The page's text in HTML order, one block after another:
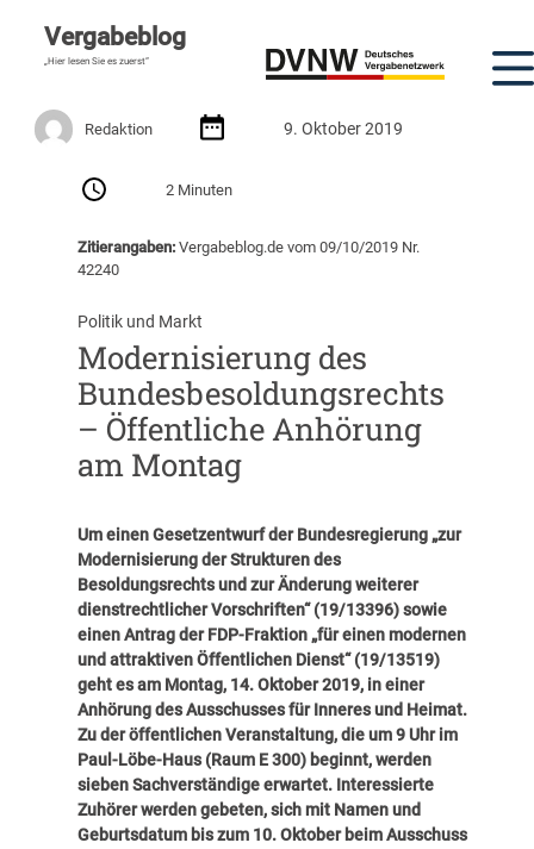
Vergabeblog
„Hier lesen Sie es zuerst“
Redaktion 9. Oktober 2019
2 Minuten
Zitierangaben:Vergabeblog.de vom 09/10/2019 Nr.
42240
Politik und Markt
Modernisierung des
Bundesbesoldungsrechts
– Öffentliche Anhörung
am Montag
Um einen Gesetzentwurf der Bundesregierung „zur
Modernisierung der Strukturen des
Besoldungsrechts und zur Änderung weiterer
dienstrechtlicher Vorschriften“ (19/13396) sowie
einen Antrag der FDP-Fraktion „für einen modernen
und attraktiven Öffentlichen Dienst“ (19/13519)
geht es am Montag, 14. Oktober 2019, in einer
Anhörung des Ausschusses für Inneres und Heimat.
Zu der öffentlichen Veranstaltung,die um 9 Uhr im
Paul-Löbe-Haus (Raum E 300) beginnt, werden
sieben Sachverständige erwartet. Interessierte
Zuhörer werden gebeten, sich mit Namen und
Geburtsdatum bis zum 10. Oktober beim Ausschuss